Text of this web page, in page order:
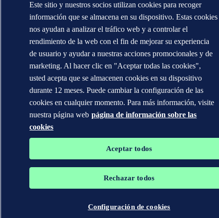
Este sitio y nuestros socios utilizan cookies para recoger
información que se almacena en su dispositivo. Estas cookies
nos ayudan a analizar el tráfico web y a controlar el
rendimiento de la web con el fin de mejorar su experiencia
de usuario y ayudar a nuestras acciones promocionales y de
marketing. Al hacer clic en "Aceptar todas las cookies",
usted acepta que se almacenen cookies en su dispositivo
durante 12 meses. Puede cambiar la configuración de las
cookies en cualquier momento. Para más información, visite
nuestra página web página de información sobre las
cookies
Aceptar todos
Rechazar todos
Configuración de cookies